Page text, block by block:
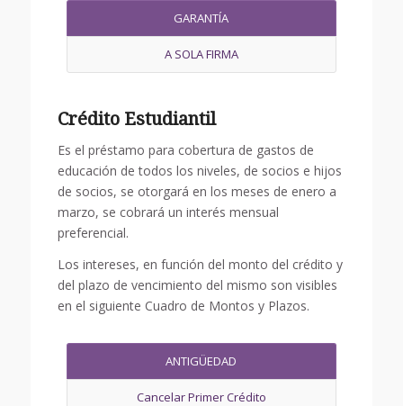
GARANTÍA
A SOLA FIRMA
Crédito Estudiantil
Es el préstamo para cobertura de gastos de
educación de todos los niveles, de socios e hijos
de socios, se otorgará en los meses de enero a
marzo, se cobrará un interés mensual
preferencial.
Los intereses, en función del monto del crédito y
del plazo de vencimiento del mismo son visibles
en el siguiente Cuadro de Montos y Plazos.
ANTIGÜEDAD
Cancelar Primer Crédito